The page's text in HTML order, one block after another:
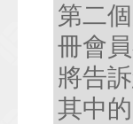
第二
冊會
將告
其中